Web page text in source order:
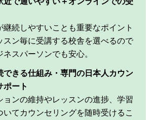
継続しやすいことも重要なポイント
スン毎に受講する校舎を選べるので
スパーソンでも安心。
できる仕組み・専門の日本人カウン
ポート
ョンの維持やレッスンの進捗、学習
いてカウンセリングを随時受けるこ